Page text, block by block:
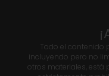
Todo el contenido
incluyendo pero no
otros materiales, está